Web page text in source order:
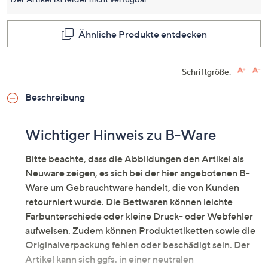
Link
Seite.
Ähnliche Produkte entdecken
Schriftgröße:
Beschreibung
Wichtiger Hinweis zu B-Ware
Bitte beachte, dass die Abbildungen den Artikel als
Neuware zeigen, es sich bei der hier angebotenen B-
Ware um Gebrauchtware handelt, die von Kunden
retourniert wurde. Die Bettwaren können leichte
Farbunterschiede oder kleine Druck- oder Webfehler
aufweisen. Zudem können Produktetiketten sowie die
Originalverpackung fehlen oder beschädigt sein. Der
Artikel kann sich ggfs. in einer neutralen